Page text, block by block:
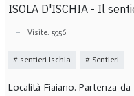
ISOLA D'ISCHIA - Il
Visite: 5956
sentieri Ischia Sentieri
Località Fiaiano. Partenza